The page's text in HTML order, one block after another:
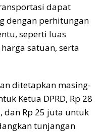
dapat
dengan perhitungan
seperti luas
satuan, serta
ditetapkan masing-
Ketua DPRD, Rp 28
dan Rp 25 juta untuk
tunjangan